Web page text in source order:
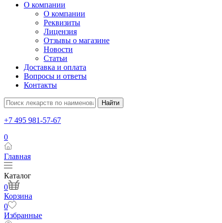
О компании
О компании
Реквизиты
Лицензия
Отзывы о магазине
Новости
Статьи
Доставка и оплата
Вопросы и ответы
Контакты
Найти
+7 495 981-57-67
0
Главная
Каталог
0
Корзина
0
Избранные